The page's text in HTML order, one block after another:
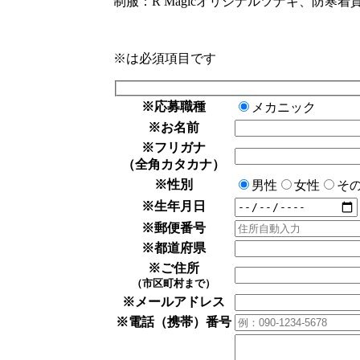
※は必須項目です
※応募職種
メカニック
※お名前
※フリガナ
（全角カタカナ）
※性別 男性 女性
そ
※生年月日
※郵便番号
※都道府県
※ご住所
（市区町村まで）
※ メールアドレス
※電話（携帯）番号